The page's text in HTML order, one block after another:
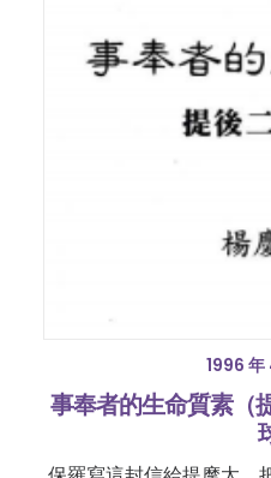
1996 年
事奉者的生命質素（